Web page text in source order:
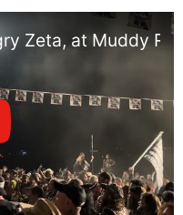
Zeta, at Muddy